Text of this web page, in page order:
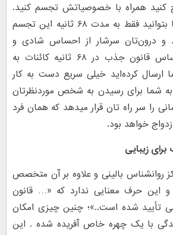
کنید همراه با خصوصیاتش تجسم کنید.
در این لحضه اگر شما بتوانید فقط به مدت ۶۸ ثانیه این تجسم
و درون‌تان سرشار از احساس شادی و
خوشبختی گردد بر اساس قانون جذب در ۶۸ ثانیه کائنات به
ارسال کرده‌اید خیلی سریع دست به کار
به شما برای رسیدن به شخص موردنظرتان
را سر راه‌ تان قرار میدهد که همان فرد
خواهد بود.
زیبایی
روانشناس بالینی و علاوه بر آن متخصص
این حرف معنایی ندارد که «… قانون
تأیید شده است..»؛ چنین چیزی امکان
با یک چهره خاص آفریده شده . این